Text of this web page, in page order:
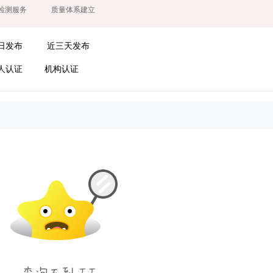
测服务 质量体系建立
发布 近三天发布
认证 机构认证